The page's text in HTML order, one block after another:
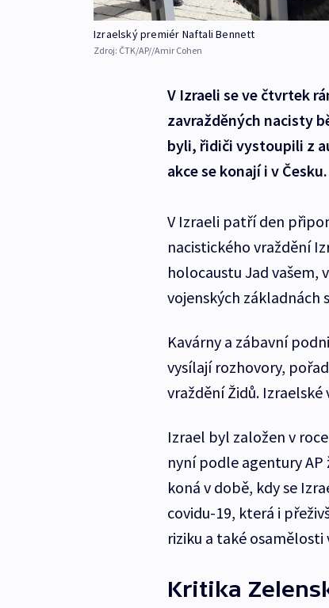
Izraelský premiér Naftali Bennett
Zdroj: ČTK/AP//Amir Cohen
V Izraeli se ve čtvrtek
zavražděných nacisty
byli, řidiči vystoupili z
akce se konají i v Česku.
V Izraeli patří den
nacistického vraždění
holocaustu Jad vašem,
vojenských základnách
Kavárny a zábavní
vysílají rozhovory,
vraždění Židů.
Izrael byl založen v
nyní podle agentury AP
koná v době, kdy se
covidu-19, která i
riziku a také osamělosti
Kritika